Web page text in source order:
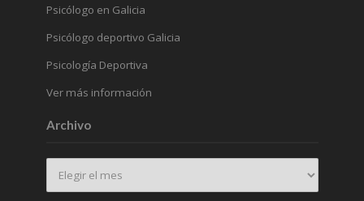
Psicólogo en Galicia
Psicólogo deportivo Galicia
Psicología Deportiva
Ver más información
Archivo
Archivo